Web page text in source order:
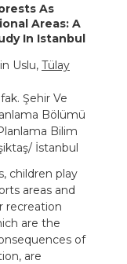
As
Areas: A
In Istanbul
Uslu, Tülay
Şehir Ve
Bölümü
Bilim
İstanbul
children play
areas and
recreation
are the
of
are